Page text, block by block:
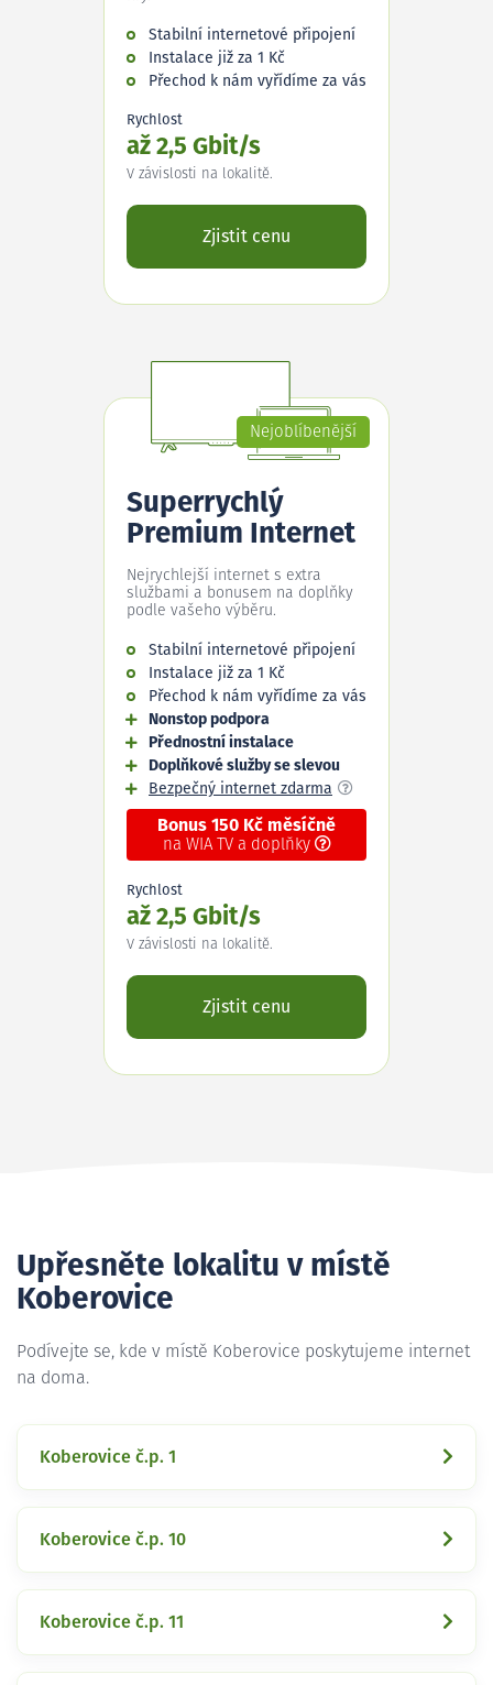
Stabilní internetové připojení
Instalace již za 1 Kč
Přechod k nám vyřídíme za vás
Rychlost
až 2,5 Gbit/s
V závislosti na lokalitě.
Zjistit cenu
Nejoblíbenější
Superrychlý
Premium Internet
Nejrychlejší internet s extra
službami a bonusem na doplňky
podle vašeho výběru.
Stabilní internetové připojení
Instalace již za 1 Kč
Přechod k nám vyřídíme za vás
Nonstop podpora
Přednostní instalace
Doplňkové služby se slevou
Bezpečný internet zdarma
Bonus 150 Kč měsíčně
na WIA TV a doplňky
Rychlost
až 2,5 Gbit/s
V závislosti na lokalitě.
Zjistit cenu
Upřesněte lokalitu v místě
Koberovice
Podívejte se, kde v místě Koberovice poskytujeme internet
na doma.
Koberovice č.p. 1
Koberovice č.p. 10
Koberovice č.p. 11